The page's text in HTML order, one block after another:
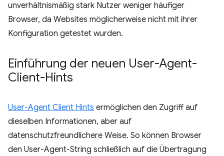
unverhältnismäßig stark Nutzer weniger häufiger
Browser, da Websites möglicherweise nicht mit ihrer
Konfiguration getestet wurden.
Einführung der neuen User-Agent-
Client-Hints
User-Agent Client Hints ermöglichen den Zugriff auf
dieselben Informationen, aber auf
datenschutzfreundlichere Weise. So können Browser
den User-Agent-String schließlich auf die Übertragung